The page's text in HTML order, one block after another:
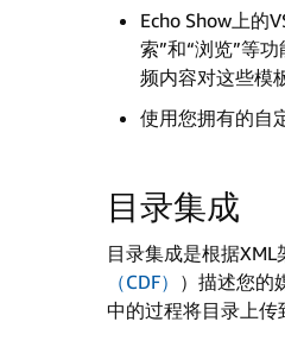
Echo Show上的
索”和“浏览”等
频内容对这些模
使用您拥有的自
目录集成
目录集成是根据XML
（CDF） ）描述您的
中的过程将目录上传